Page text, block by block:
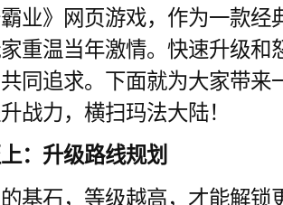
霸业》网页游戏，作为一款
重温当年激情。快速升级和
同追求。下面就为大家带来
战力，横扫玛法大陆！
：升级路线规划
基石，等级越高，才能解锁